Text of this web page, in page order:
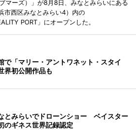
マーズ）」が8月8日、みなとみらいにある
市西区みなとみらい4）内の
PORT」にオープンした。
で「マリー・アントワネット・スタイ
初公開作品も
とみらいでドローンショー ベイスター
のギネス世界記録認定